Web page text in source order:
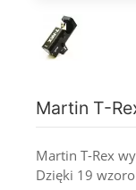
Martin T-
Martin T-Rex
Dzięki 19